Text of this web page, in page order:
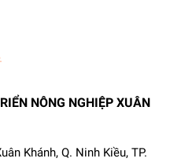
NÔNG NGHIỆP XUÂN
Khánh, Q. Ninh Kiều, TP.